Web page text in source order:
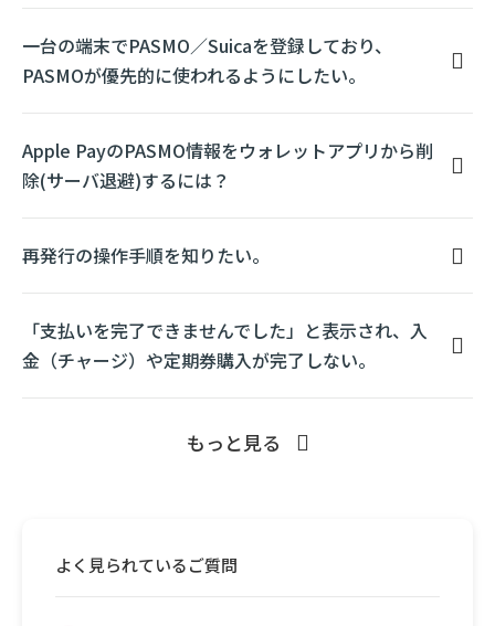
一台の端末でPASMO／Suicaを登録しており、
PASMOが優先的に使われるようにしたい。
Apple PayのPASMO情報をウォレットアプリから削
除(サーバ退避)するには？
再発行の操作手順を知りたい。
「支払いを完了できませんでした」と表示され、入
金（チャージ）や定期券購入が完了しない。
もっと見る
よく見られているご質問